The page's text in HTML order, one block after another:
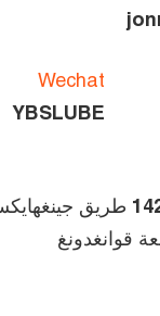
Wechat
YBSLUBE
غرفة 302، مبنى 15، رقم 142
قوانغدونغ